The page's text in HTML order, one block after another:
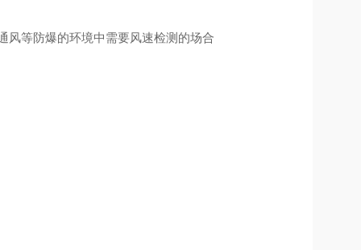
风等防爆的环境中需要风速检测的场合